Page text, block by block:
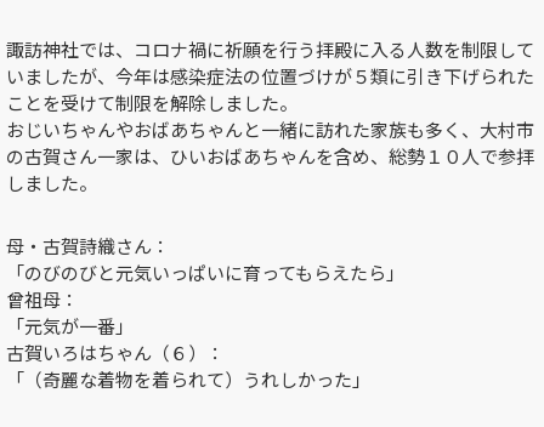
諏訪神社では、コロナ禍に祈願を行う拝殿に入る人数を制限して
いましたが、今年は感染症法の位置づけが５類に引き下げられた
ことを受けて制限を解除しました。
おじいちゃんやおばあちゃんと一緒に訪れた家族も多く、大村市
の古賀さん一家は、ひいおばあちゃんを含め、総勢１０人で参拝
しました。
母・古賀詩織さん：
「のびのびと元気いっぱいに育ってもらえたら」
曾祖母：
「元気が一番」
古賀いろはちゃん（６）：
「（奇麗な着物を着られて）うれしかった」